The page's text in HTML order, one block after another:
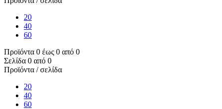
20
40
60
Προϊόντα 0 έως 0 από 0
Σελίδα 0 από 0
Προϊόντα / σελίδα
20
40
60